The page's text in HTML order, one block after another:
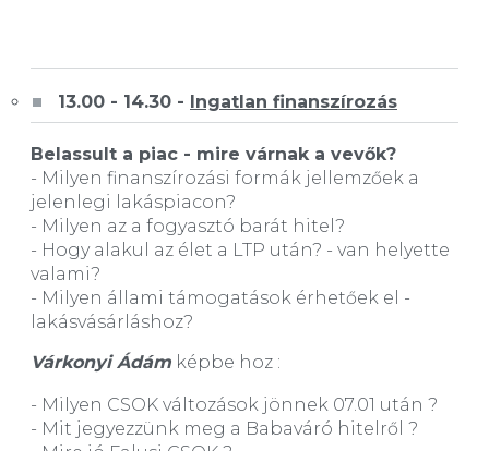
13.00 - 14.30 - Ingatlan finanszírozás
Belassult a piac - mire várnak a vevők?
- Milyen finanszírozási formák jellemzőek a
jelenlegi lakáspiacon?
- Milyen az a fogyasztó barát hitel?
- Hogy alakul az élet a LTP után? - van helyette
valami?
- Milyen állami támogatások érhetőek el -
lakásvásárláshoz?
Várkonyi Ádám képbe hoz :
- Milyen CSOK változások jönnek 07.01 után ?
- Mit jegyezzünk meg a Babaváró hitelről ?